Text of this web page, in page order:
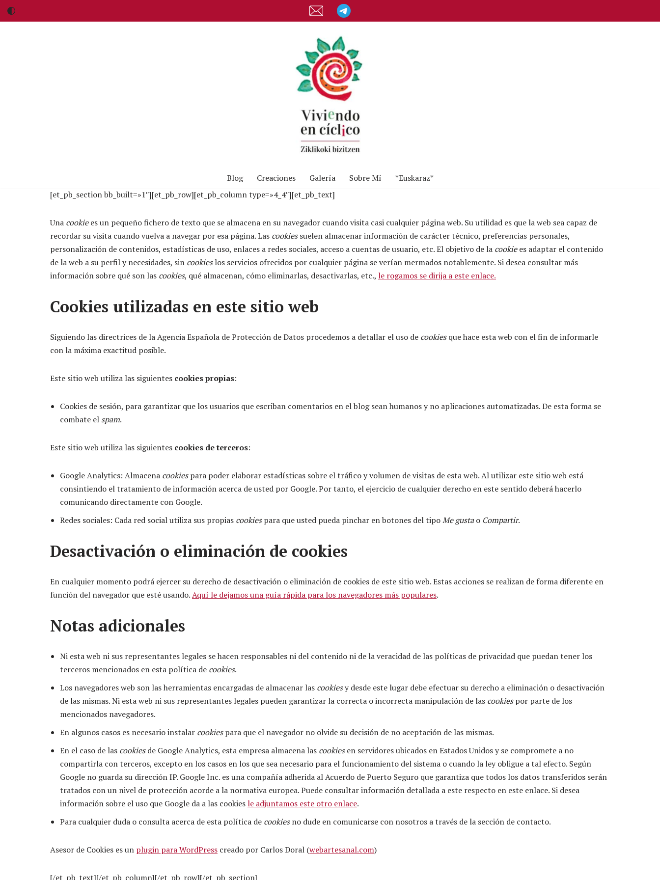
Blog Creaciones Galería Sobre Mí
*Euskaraz*
[et_pb_section bb_built=»1″][et_pb_row][et_pb_column type=»4_4″][et_pb_text]
Una cookiees un pequeño fichero de texto que se almacena en su navegador cuando visita casi cualquier página web. Su utilidad es que la web sea capaz de
recordar su visita cuando vuelva a navegar por esa página. Las cookiessuelen almacenar información de carácter técnico, preferencias personales,
personalización de contenidos, estadísticas de uso, enlaces a redes sociales, acceso a cuentas de usuario, etc. El objetivo de la cookiees adaptar el contenido
de la web a su perfil y necesidades, sin cookieslos servicios ofrecidos por cualquier página se verían mermados notablemente. Si desea consultar más
información sobre qué son las cookies, qué almacenan, cómo eliminarlas, desactivarlas, etc., le rogamos se dirija a este enlace.
Cookies utilizadas en este sitio web
Siguiendo las directrices de la Agencia Española de Protección de Datos procedemos a detallar el uso de cookiesque hace esta web con el fin de informarle
con la máxima exactitud posible.
Este sitio web utiliza las siguientes cookies propias:
Cookies de sesión, para garantizar que los usuarios que escriban comentarios en el blog sean humanos y no aplicaciones automatizadas. De esta forma se
combate el spam.
Este sitio web utiliza las siguientes cookies de terceros:
Google Analytics: Almacena cookiespara poder elaborar estadísticas sobre el tráfico y volumen de visitas de esta web. Al utilizar este sitio web está
consintiendo el tratamiento de información acerca de usted por Google. Por tanto, el ejercicio de cualquier derecho en este sentido deberá hacerlo
comunicando directamente con Google.
Redes sociales: Cada red social utiliza sus propias cookiespara que usted pueda pinchar en botones del tipoMe gustao Compartir.
Desactivación o eliminación de cookies
En cualquier momento podrá ejercer su derecho de desactivación o eliminación de cookies de este sitio web. Estas acciones se realizan de forma diferente en
función del navegador que esté usando.Aquí le dejamos una guía rápida para los navegadores más populares.
Notas adicionales
Ni esta web ni sus representantes legales se hacen responsables ni del contenido ni de la veracidad de las políticas de privacidad que puedan tener los
terceros mencionados en esta política de cookies.
Los navegadores web son las herramientas encargadas de almacenar las cookiesy desde este lugar debe efectuar su derecho a eliminación o desactivación
de las mismas. Ni esta web ni sus representantes legales pueden garantizar la correcta o incorrecta manipulación de las cookiespor parte de los
mencionados navegadores.
En algunos casos es necesario instalar cookiespara que el navegador no olvide su decisión de no aceptación de las mismas.
En el caso de las cookiesde Google Analytics, esta empresa almacena las cookiesen servidores ubicados en Estados Unidos y se compromete a no
compartirla con terceros, excepto en los casos en los que sea necesario para el funcionamiento del sistema o cuando la ley obligue a tal efecto. Según
Google no guarda su dirección IP. Google Inc. es una compañía adherida al Acuerdo de Puerto Seguro que garantiza que todos los datos transferidos serán
tratados con un nivel de protección acorde a la normativa europea. Puede consultar información detallada a este respecto en este enlace. Si desea
información sobre el uso que Google da a las cookiesle adjuntamos este otro enlace.
Para cualquier duda o consulta acerca de esta política de cookiesno dude en comunicarse con nosotros a través de la sección de contacto.
Asesor de Cookies es un plugin para WordPress creado por Carlos Doral (webartesanal.com)
[/et_pb_text][/et_pb_column][/et_pb_row][/et_pb_section]